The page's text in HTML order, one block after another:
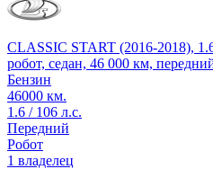
CLASSIC START (2016-2018),
робот, седан, 46 000 км,
Бензин
46000 км.
1.6 / 106 л.с.
Передний
Робот
1 владелец